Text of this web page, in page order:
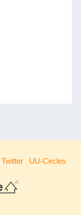
Twitter UU-Circles